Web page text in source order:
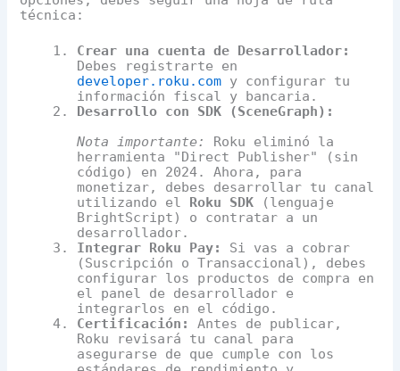
técnica:
Crear una cuenta de Desarrollador:
Debes registrarte en
developer.roku.com y configurar tu
información fiscal y bancaria.
Desarrollo con SDK (SceneGraph):
Nota importante:
Roku eliminó la
herramienta "Direct Publisher" (sin
código) en 2024. Ahora, para
monetizar, debes desarrollar tu canal
utilizando el Roku SDK (lenguaje
BrightScript) o contratar a un
desarrollador.
Integrar Roku Pay:
Si vas a cobrar
(Suscripción o Transaccional), debes
configurar los productos de compra en
el panel de desarrollador e
integrarlos en el código.
Certificación:
Antes de publicar,
Roku revisará tu canal para
asegurarse de que cumple con los